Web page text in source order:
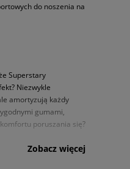
do noszenia na
Superstary
Niezwykle
amortyzują każdy
gumami,
poruszania się?
Zobacz więcej